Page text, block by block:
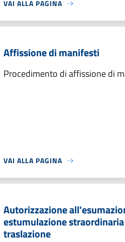
VAI ALLA PAGINA
Affissione di manifesti
Procedimento di affissione di
VAI ALLA PAGINA
Autorizzazione
estumulazione
traslazione